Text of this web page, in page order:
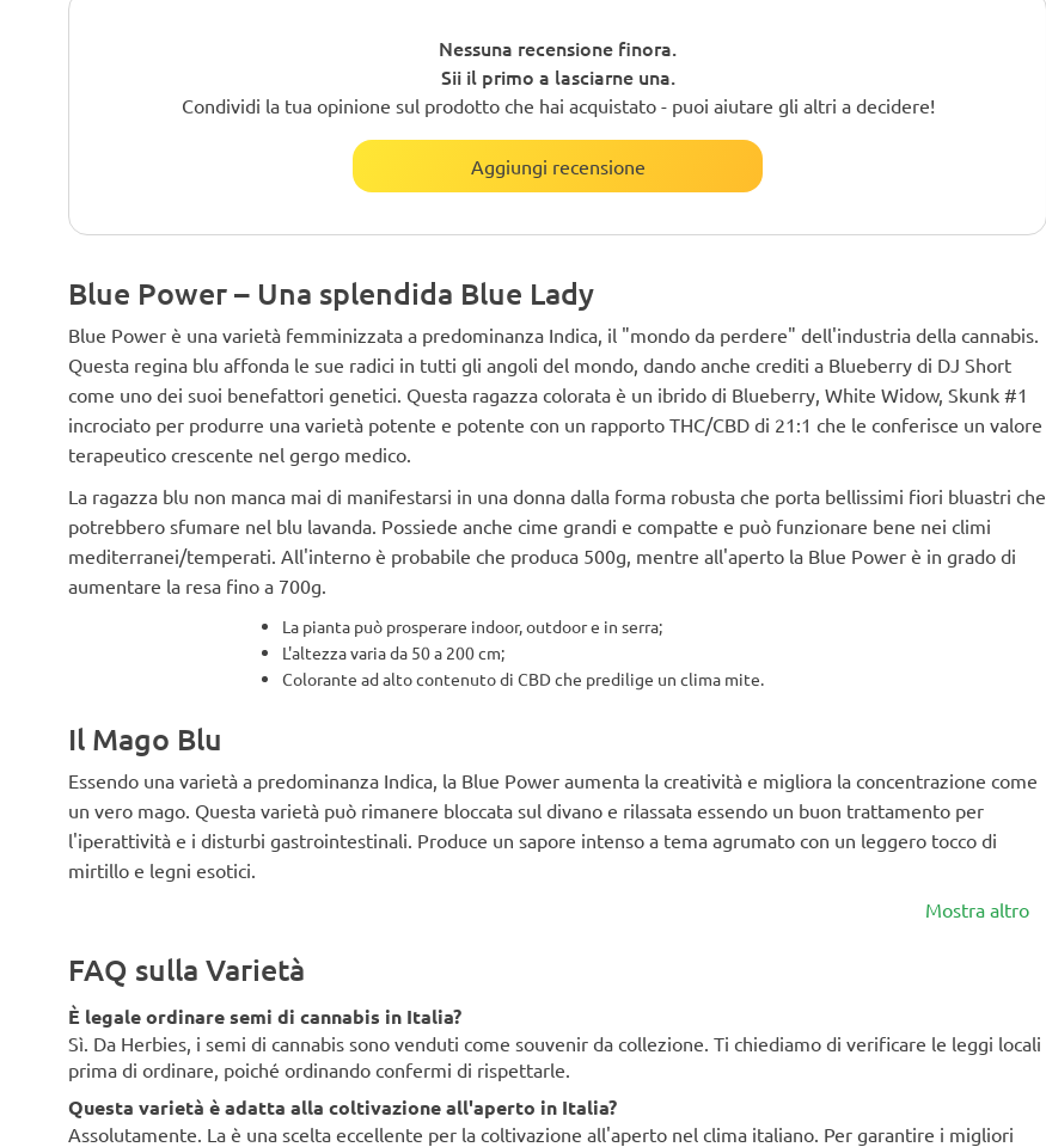
Nessuna recensione finora.
Sii il primo a lasciarne una.
Condividi la tua opinione sul prodotto che hai acquistato - puoi aiutare gli altri a decidere!
Aggiungi recensione
Blue Power – Una splendida Blue Lady
Blue Power è una varietà femminizzata a predominanza Indica, il "mondo da perdere" dell'industria della cannabis.
Questa regina blu affonda le sue radici in tutti gli angoli del mondo, dando anche crediti a Blueberry di DJ Short
come uno dei suoi benefattori genetici. Questa ragazza colorata è un ibrido di Blueberry, White Widow, Skunk #1
incrociato per produrre una varietà potente e potente con un rapporto THC/CBD di 21:1 che le conferisce un valore
terapeutico crescente nel gergo medico.
La ragazza blu non manca mai di manifestarsi in una donna dalla forma robusta che porta bellissimi fiori bluastri che
potrebbero sfumare nel blu lavanda. Possiede anche cime grandi e compatte e può funzionare bene nei climi
mediterranei/temperati. All'interno è probabile che produca 500g, mentre all'aperto la Blue Power è in grado di
aumentare la resa fino a 700g.
La pianta può prosperare indoor, outdoor e in serra;
L'altezza varia da 50 a 200 cm;
Colorante ad alto contenuto di CBD che predilige un clima mite.
Il Mago Blu
Essendo una varietà a predominanza Indica, la Blue Power aumenta la creatività e migliora la concentrazione come
un vero mago. Questa varietà può rimanere bloccata sul divano e rilassata essendo un buon trattamento per
l'iperattività e i disturbi gastrointestinali. Produce un sapore intenso a tema agrumato con un leggero tocco di
mirtillo e legni esotici.
Mostra altro
FAQ sulla Varietà
È legale ordinare semi di cannabis in Italia?
Sì. Da Herbies, i semi di cannabis sono venduti come souvenir da collezione. Ti chiediamo di verificare le leggi locali
prima di ordinare, poiché ordinando confermi di rispettarle.
Questa varietà è adatta alla coltivazione all'aperto in Italia?
Assolutamente. La è una scelta eccellente per la coltivazione all'aperto nel clima italiano. Per garantire i migliori